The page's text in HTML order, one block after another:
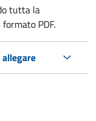
tutta la
PDF.